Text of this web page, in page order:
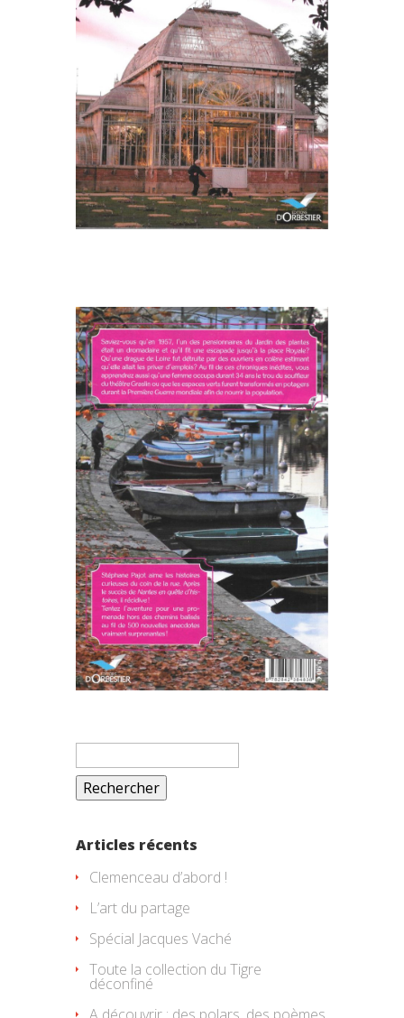
Rechercher :
Articles récents
Clemenceau d’abord !
L’art du partage
Spécial Jacques Vaché
Toute la collection du Tigre
déconfiné